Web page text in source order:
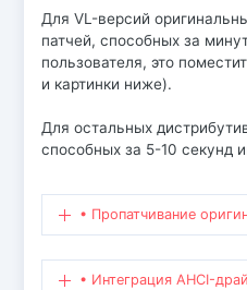
Для VL-версий
патчей, способных за
пользователя, это
и картинки ниже).
Для остальных
способных за 5-10 секунд
• Пропатчивание
• Интеграция AHCI-